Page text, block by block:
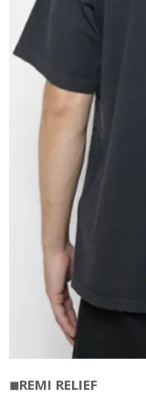
◾︎REMI RELIEF